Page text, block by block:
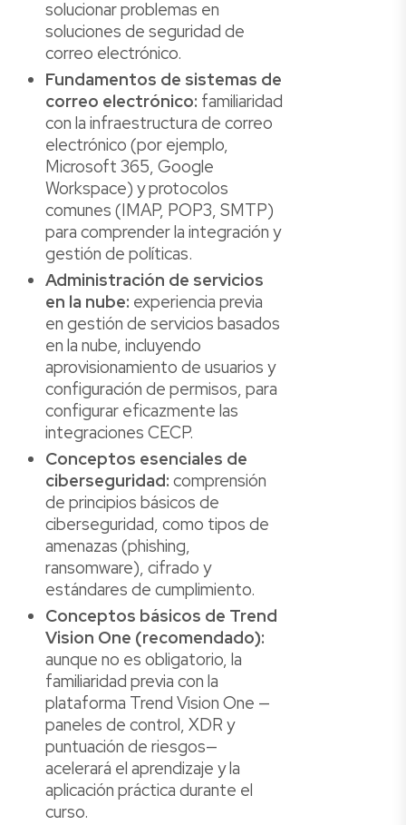
solucionar problemas en
soluciones de seguridad de
correo electrónico.
Fundamentos de sistemas de
correo electrónico: familiaridad
con la infraestructura de correo
electrónico (por ejemplo,
Microsoft 365, Google
Workspace) y protocolos
comunes (IMAP, POP3, SMTP)
para comprender la integración y
gestión de políticas.
Administración de servicios
en la nube: experiencia previa
en gestión de servicios basados
en la nube, incluyendo
aprovisionamiento de usuarios y
configuración de permisos, para
configurar eficazmente las
integraciones CECP.
Conceptos esenciales de
ciberseguridad: comprensión
de principios básicos de
ciberseguridad, como tipos de
amenazas (phishing,
ransomware), cifrado y
estándares de cumplimiento.
Conceptos básicos de Trend
Vision One (recomendado):
aunque no es obligatorio, la
familiaridad previa con la
plataforma Trend Vision One —
paneles de control, XDR y
puntuación de riesgos—
acelerará el aprendizaje y la
aplicación práctica durante el
curso.